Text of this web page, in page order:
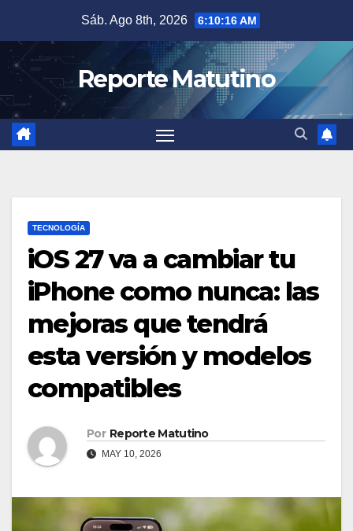
contenido
Sáb. Ago 8th, 2026 6:10:17 AM
Reporte Matutino
TECNOLOGÍA
iOS 27 va a cambiar tu
iPhone como nunca: las
mejoras que tendrá
esta versión y modelos
compatibles
Por Reporte Matutino
MAY 10, 2026